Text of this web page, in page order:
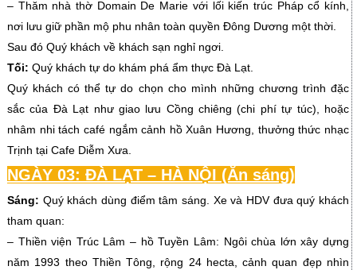
– Thăm nhà thờ Domain De Marie với lối kiến trúc Pháp cổ kính,
nơi lưu giữ phần mộ phu nhân toàn quyền Đông Dương một thời.
Sau đó Quý khách về khách sạn nghỉ ngơi.
Tối: Quý khách tự do khám phá ẩm thực Đà Lạt.
Quý khách có thể tự do chọn cho mình những chương trình đặc
sắc của Đà Lạt như giao lưu Cồng chiêng (chi phí tự túc), hoặc
nhâm nhi tách café ngắm cảnh hồ Xuân Hương, thưởng thức nhạc
Trịnh tại Cafe Diễm Xưa.
NGÀY 03: ĐÀ LẠT – HÀ NỘI (Ăn sáng)
Sáng: Quý khách dùng điểm tâm sáng. Xe và HDV đưa quý khách
tham quan:
– Thiền viện Trúc Lâm – hồ Tuyền Lâm: Ngôi chùa lớn xây dựng
năm 1993 theo Thiền Tông, rộng 24 hecta, cảnh quan đẹp nhìn